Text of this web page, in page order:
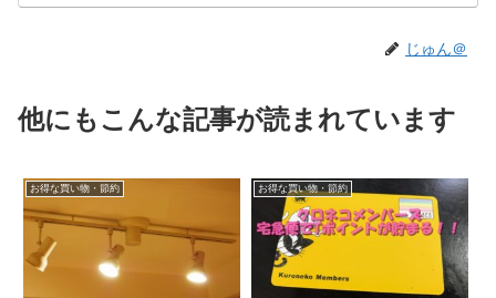
じゅん＠
他にもこんな記事が読まれています
お得な買い物・節約 お得な買い物・節約